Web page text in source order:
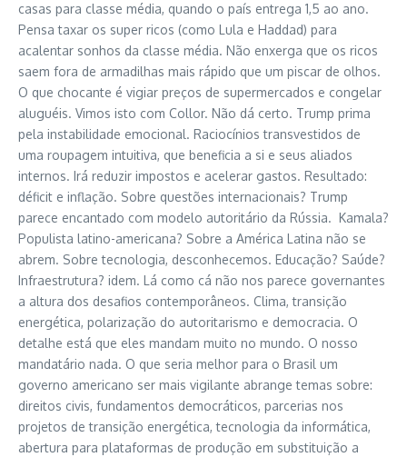
casas para classe média, quando o país entrega 1,5 ao ano.
Pensa taxar os super ricos (como Lula e Haddad) para
acalentar sonhos da classe média. Não enxerga que os ricos
saem fora de armadilhas mais rápido que um piscar de olhos.
O que chocante é vigiar preços de supermercados e congelar
aluguéis. Vimos isto com Collor. Não dá certo. Trump prima
pela instabilidade emocional. Raciocínios transvestidos de
uma roupagem intuitiva, que beneficia a si e seus aliados
internos. Irá reduzir impostos e acelerar gastos. Resultado:
déficit e inflação. Sobre questões internacionais? Trump
parece encantado com modelo autoritário da Rússia. Kamala?
Populista latino-americana? Sobre a América Latina não se
abrem. Sobre tecnologia, desconhecemos. Educação? Saúde?
Infraestrutura? idem. Lá como cá não nos parece governantes
a altura dos desafios contemporâneos. Clima, transição
energética, polarização do autoritarismo e democracia. O
detalhe está que eles mandam muito no mundo. O nosso
mandatário nada. O que seria melhor para o Brasil um
governo americano ser mais vigilante abrange temas sobre:
direitos civis, fundamentos democráticos, parcerias nos
projetos de transição energética, tecnologia da informática,
abertura para plataformas de produção em substituição a